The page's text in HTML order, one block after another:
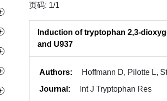
页码: 1/1
Induction of tryptophan 2,3-
and U937
Authors:
Hoffmann D, Pilotte L,
Journal:
Int J Tryptophan Res